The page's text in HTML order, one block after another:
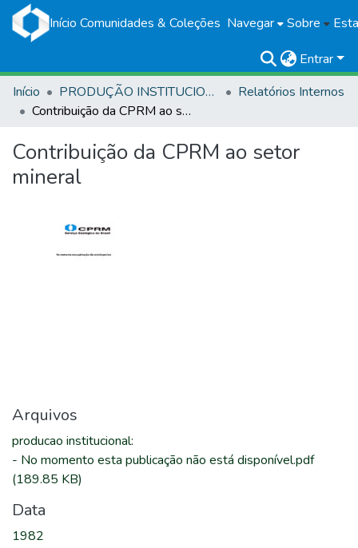
Início Comunidades & Coleções Navegar Sobre
Entrar
Início
PRODUÇÃO INSTITUCIONAL
Relatórios Internos
Contribuição da CPRM ao setor mineral
Contribuição da CPRM ao setor
mineral
Arquivos
producao institucional:
- No momento esta publicação não está disponível.pdf
(189.85 KB)
Data
1982